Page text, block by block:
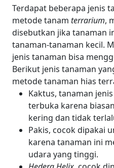
Terdapat beberapa jenis
metode tanam terrarium,
disebutkan jika tanaman
tanaman-tanaman kecil.
jenis tanaman bisa
Berikut jenis tanaman
metode tanaman hias
Kaktus, tanaman
terbuka karena
kering dan tidak
Pakis, cocok dipakai
karena tanaman ini
udara yang tinggi.